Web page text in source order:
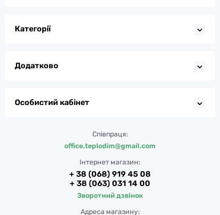
Категорії
Додатково
Особистий кабінет
Співпраця:
office.teplodim@gmail.com
Інтернет магазин:
+ 38 (068) 919 45 08
+ 38 (063) 031 14 00
Зворотний дзвінок
Адреса магазину: